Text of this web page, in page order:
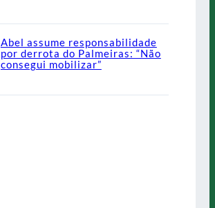
Abel assume responsabilidade
por derrota do Palmeiras: “Não
consegui mobilizar”